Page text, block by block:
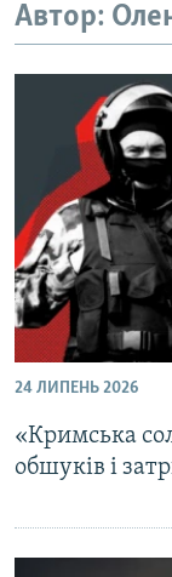
ВІДЕОУРОКИ
УКРАЇНСЬКА
ІНФОГРАФІКА
Русский
ДОЛУЧАЙСЯ!
Усі сайти RFE/
Автор:
24 ЛИПЕНЬ 2026
«Кримська
обшуків і